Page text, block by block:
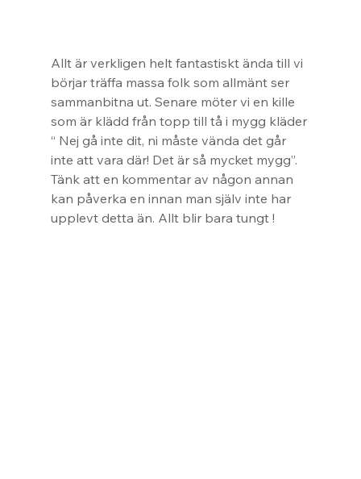
Allt är verkligen helt fantastiskt ända till vi
börjar träffa massa folk som allmänt ser
sammanbitna ut. Senare möter vi en kille
som är klädd från topp till tå i mygg kläder
“ Nej gå inte dit, ni måste vända det går
inte att vara där! Det är så mycket mygg”.
Tänk att en kommentar av någon annan
kan påverka en innan man själv inte har
upplevt detta än. Allt blir bara tungt !